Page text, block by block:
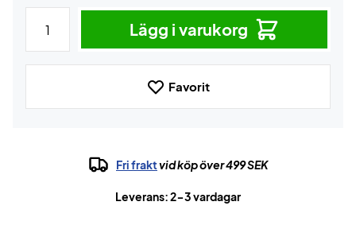
Lägg i varukorg
Favorit
Fri fraktvid köp över 499 SEK
Leverans: 2-3 vardagar